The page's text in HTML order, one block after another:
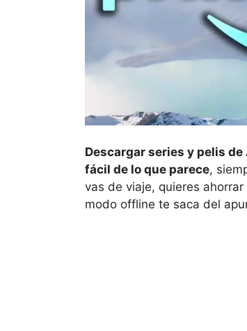
Descargar series y pelis
fácil de lo que parece,
vas de viaje, quieres
modo offline te saca del